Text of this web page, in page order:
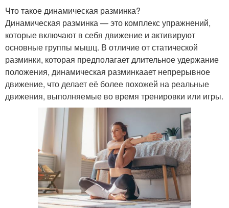
Что такое динамическая разминка?
Динамическая разминка — это комплекс упражнений,
которые включают в себя движение и активируют
основные группы мышц. В отличие от статической
разминки, которая предполагает длительное удержание
положения, динамическая разминкаает непрерывное
движение, что делает её более похожей на реальные
движения, выполняемые во время тренировки или игры.